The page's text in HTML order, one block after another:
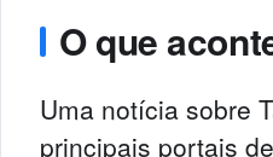
O que
Uma notícia sobre
principais portais